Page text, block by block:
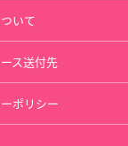
いて
ス送付先
ポリシー